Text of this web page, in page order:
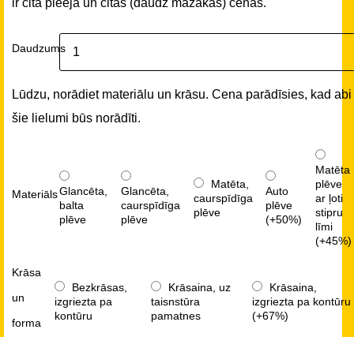
Daudzums
Lūdzu, norādiet materiālu un krāsu. Cena parādīsies, kad abi
šie lielumi būs norādīti.
MateriālsGlancēta,
balta
plēve
Glancēta,
caurspīdīga
plēve
Matēta,
caurspīdīga
plēve
Auto
plēve
(+50%)
Matēta
plēve
ar ļoti
stipru
līmi
(+45%)
Krāsa
un
forma
Bezkrāsas,
izgriezta pa
kontūru
Krāsaina, uz
taisnstūra
pamatnes
Krāsaina,
izgriezta pa kontūru
(+67%)